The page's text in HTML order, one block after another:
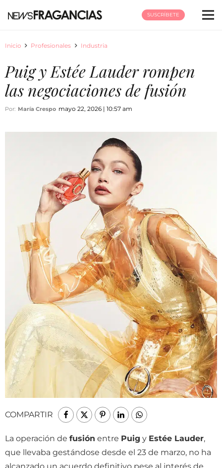
SUSCRÍBETE
Inicio Profesionales Industria
Puig y Estée Lauder rompen
las negociaciones de fusión
Por: María Crespo mayo 22, 2026 | 10:57 am
COMPARTIR
La operación de fusión entre Puig y Estée Lauder,
que llevaba gestándose desde el 23 de marzo, no ha